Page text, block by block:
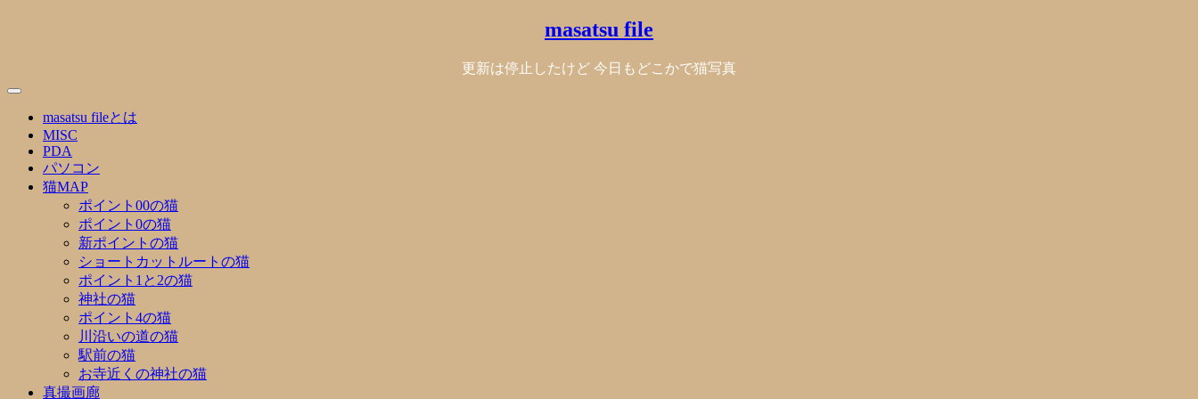
masatsu file
更新は停止したけど 今日もどこかで猫写真
masatsu fileとは
MISC
PDA
パソコン
猫MAP
ポイント00の猫
ポイント0の猫
新ポイントの猫
ショートカットルートの猫
ポイント1と2の猫
神社の猫
ポイント4の猫
川沿いの道の猫
駅前の猫
お寺近くの神社の猫
真撮画廊